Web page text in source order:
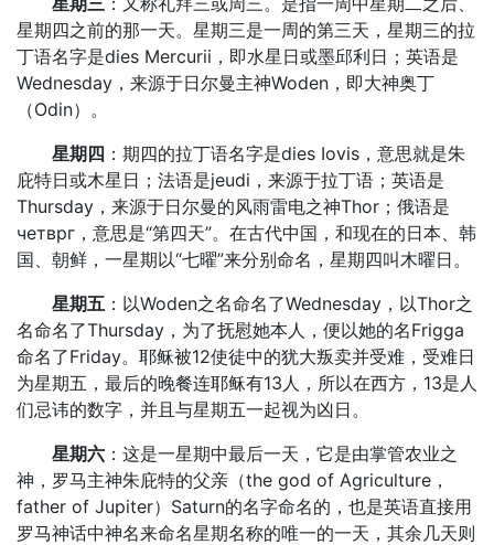
星期四之前的那一天。星期三是一周的第三天，星期三的拉
丁语名字是dies Mercurii，即水星日或墨邱利日；英语是
Wednesday，来源于日尔曼主神Woden，即大神奥丁
（Odin）。
星期四 ：期四的拉丁语名字是dies Iovis，意思就是朱
庇特日或木星日；法语是jeudi，来源于拉丁语；英语是
Thursday，来源于日尔曼的风雨雷电之神Thor；俄语是
четврг，意思是“第四天”。在古代中国，和现在的日本、韩
国、朝鲜，一星期以“七曜”来分别命名，星期四叫木曜日。
星期五 ：以Woden之名命名了Wednesday，以Thor之
名命名了Thursday，为了抚慰她本人，便以她的名Frigga
命名了Friday。耶稣被12使徒中的犹大叛卖并受难，受难日
为星期五，最后的晚餐连耶稣有13人，所以在西方，13是人
们忌讳的数字，并且与星期五一起视为凶日。
星期六 ：这是一星期中最后一天，它是由掌管农业之
神，罗马主神朱庇特的父亲（the god of Agriculture，
father of Jupiter）Saturn的名字命名的，也是英语直接用
罗马神话中神名来命名星期名称的唯一的一天，其余几天则